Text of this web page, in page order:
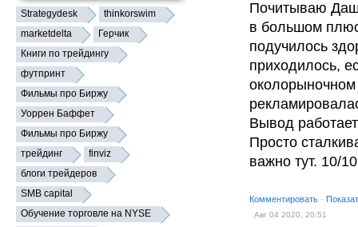
Strategydesk
thinkorswim
marketdelta
Герчик
Книги по трейдингу
футпринт
Фильмы про Биржу
Уоррен Баффет
Фильмы про Биржу
трейдинг
finviz
блоги трейдеров
SMB capital
Обучение торговле на NYSE
Почитываю
в большом
подучилось
приходилось,
Вывод
Просто
важно тут. 10/
Комментировать ·
Авг 04 2020, 20:51